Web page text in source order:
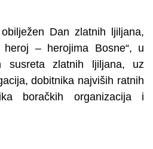
Dan zlatnih ljiljana,
heroj – herojima Bosne“, u
susreta zlatnih ljiljana, uz
dobitnika najviših ratnih
boračkih organizacija i